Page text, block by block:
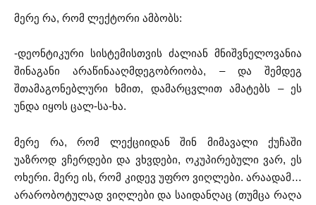
მერე რა, რომ ლექტორი ამბობს:
-დეონტიკური სისტემისთვის ძალიან მნიშვნელოვანია
შინაგანი არაწინააღმდეგობრიობა, – და შემდეგ
შთამაგონებლური ხმით, დამარცვლით ამატებს – ეს
უნდა იყოს ცალ-სა-ხა.
მერე რა, რომ ლექციიდან შინ მიმავალი ქუჩაში
უაზროდ ვჩერდები და ვხვდები, ოკუპირებული ვარ, ეს
ოხერი. მერე ის, რომ კიდევ უფრო ვიღლები. არაადამ…
არარობოტულად ვიღლები და საიდანღაც (თუმცა რაღა